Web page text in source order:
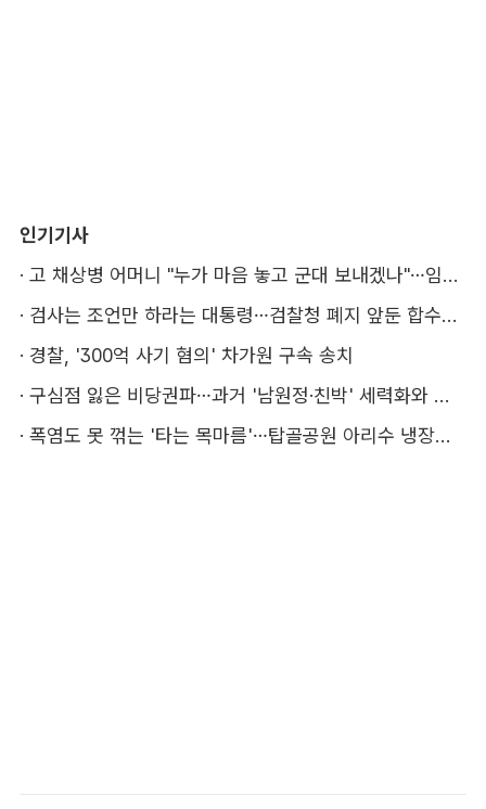
인기기사
·
고 채상병 어머니 "누가 마음 놓고 군대 보내겠나"…임성근 징역 3년에 분통
·
검사는 조언만 하라는 대통령…검찰청 폐지 앞둔 합수본 '딜레마'
· 경찰, '300억 사기 혐의' 차가원 구속 송치
·
구심점 잃은 비당권파…과거 '남원정·친박' 세력화와 다른 점은
·
폭염도 못 꺾는 '타는 목마름'…탑골공원 아리수 냉장고 가보니